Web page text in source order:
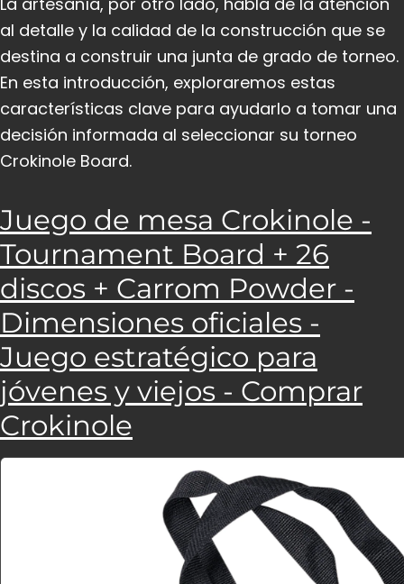
al detalle y la calidad de la construcción que se
destina a construir una junta de grado de torneo.
En esta introducción, exploraremos estas
características clave para ayudarlo a tomar una
decisión informada al seleccionar su torneo
Crokinole Board.
Juego de mesa Crokinole -
Tournament Board + 26
discos + Carrom Powder -
Dimensiones oficiales -
Juego estratégico para
jóvenes y viejos - Comprar
Crokinole